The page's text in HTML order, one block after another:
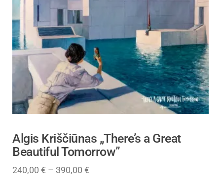
Algis Kriščiūnas „There’s a Great
Beautiful Tomorrow”
240,00 € – 390,00 €